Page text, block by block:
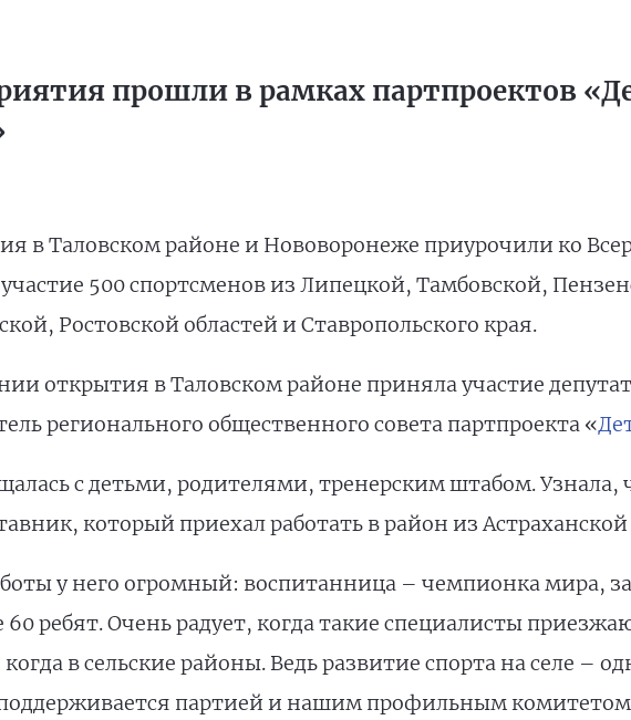
прошли в рамках партпроектов
в Таловском районе и Нововоронеже приурочили ко
500 спортсменов из Липецкой, Тамбовской,
Ростовской областей и Ставропольского края.
открытия в Таловском районе приняла участие
регионального общественного совета партпроекта «
с детьми, родителями, тренерским штабом.
который приехал работать в район из Астраханской
у него огромный: воспитанница – чемпионка мира,
60 ребят. Очень радует, когда такие специалисты
в сельские районы. Ведь развитие спорта на селе –
партией и нашим профильным